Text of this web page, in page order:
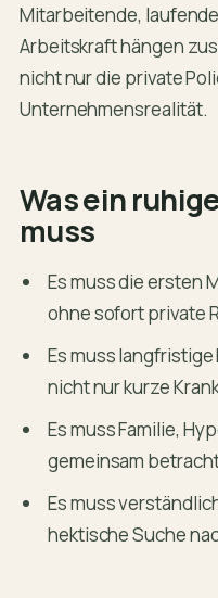
Mitarbeitende,
Arbeitskraft hängen
nicht nur die private
Unternehmensrealität.
Was ein
muss
Es muss die ersten
ohne sofort private
Es muss
nicht nur kurze
Es muss Familie,
gemeinsam
Es muss
hektische Suche